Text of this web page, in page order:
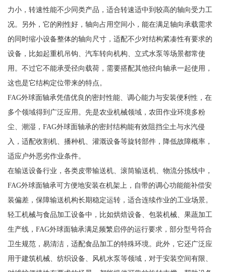
力小，转速性能不少同类产品，适合转速适中到较高的轴向受力工
况。另外，它的刚性好，轴向占用空间小，能在满足轴向承载需求
的同时缩小设备整体的轴向尺寸，适配不少对结构紧凑性有要求的
设备，比如起重机吊钩、汽车转向机构、立式水泵等场景都常使
用。不过它不能承受径向载荷，需要搭配其他径向轴承一起使用，
这也是它结构定位带来的特点。
FAG外球面轴承凭借优良的密封性能、调心能力与安装便利性，在
多个领域得到广泛应用。先是农业机械领域，农田作业环境多粉
尘、潮湿，FAG外球面轴承的密封结构能有效阻挡尘土与水汽侵
入，适配收割机、播种机、灌溉设备等旋转部件，降低故障概率，
适应户外恶劣作业条件。
在输送设备行业，各类皮带输送机、滚筒输送机、物流分拣线中，
FAG外球面轴承可方便地安装在机架上，自带的调心功能能补偿安
装偏差，保障输送机构长期稳定运转，适合连续作业的工业场景。
轻工机械与食品加工设备中，比如烘焙设备、包装机械、果蔬加工
生产线，FAG外球面轴承满足频繁启停的运行要求，部分型号符合
卫生规范，易清洁，适配食品加工的特殊环境。此外，它还广泛应
用于建筑机械、纺织设备、风机水泵等领域，对于安装空间有限、